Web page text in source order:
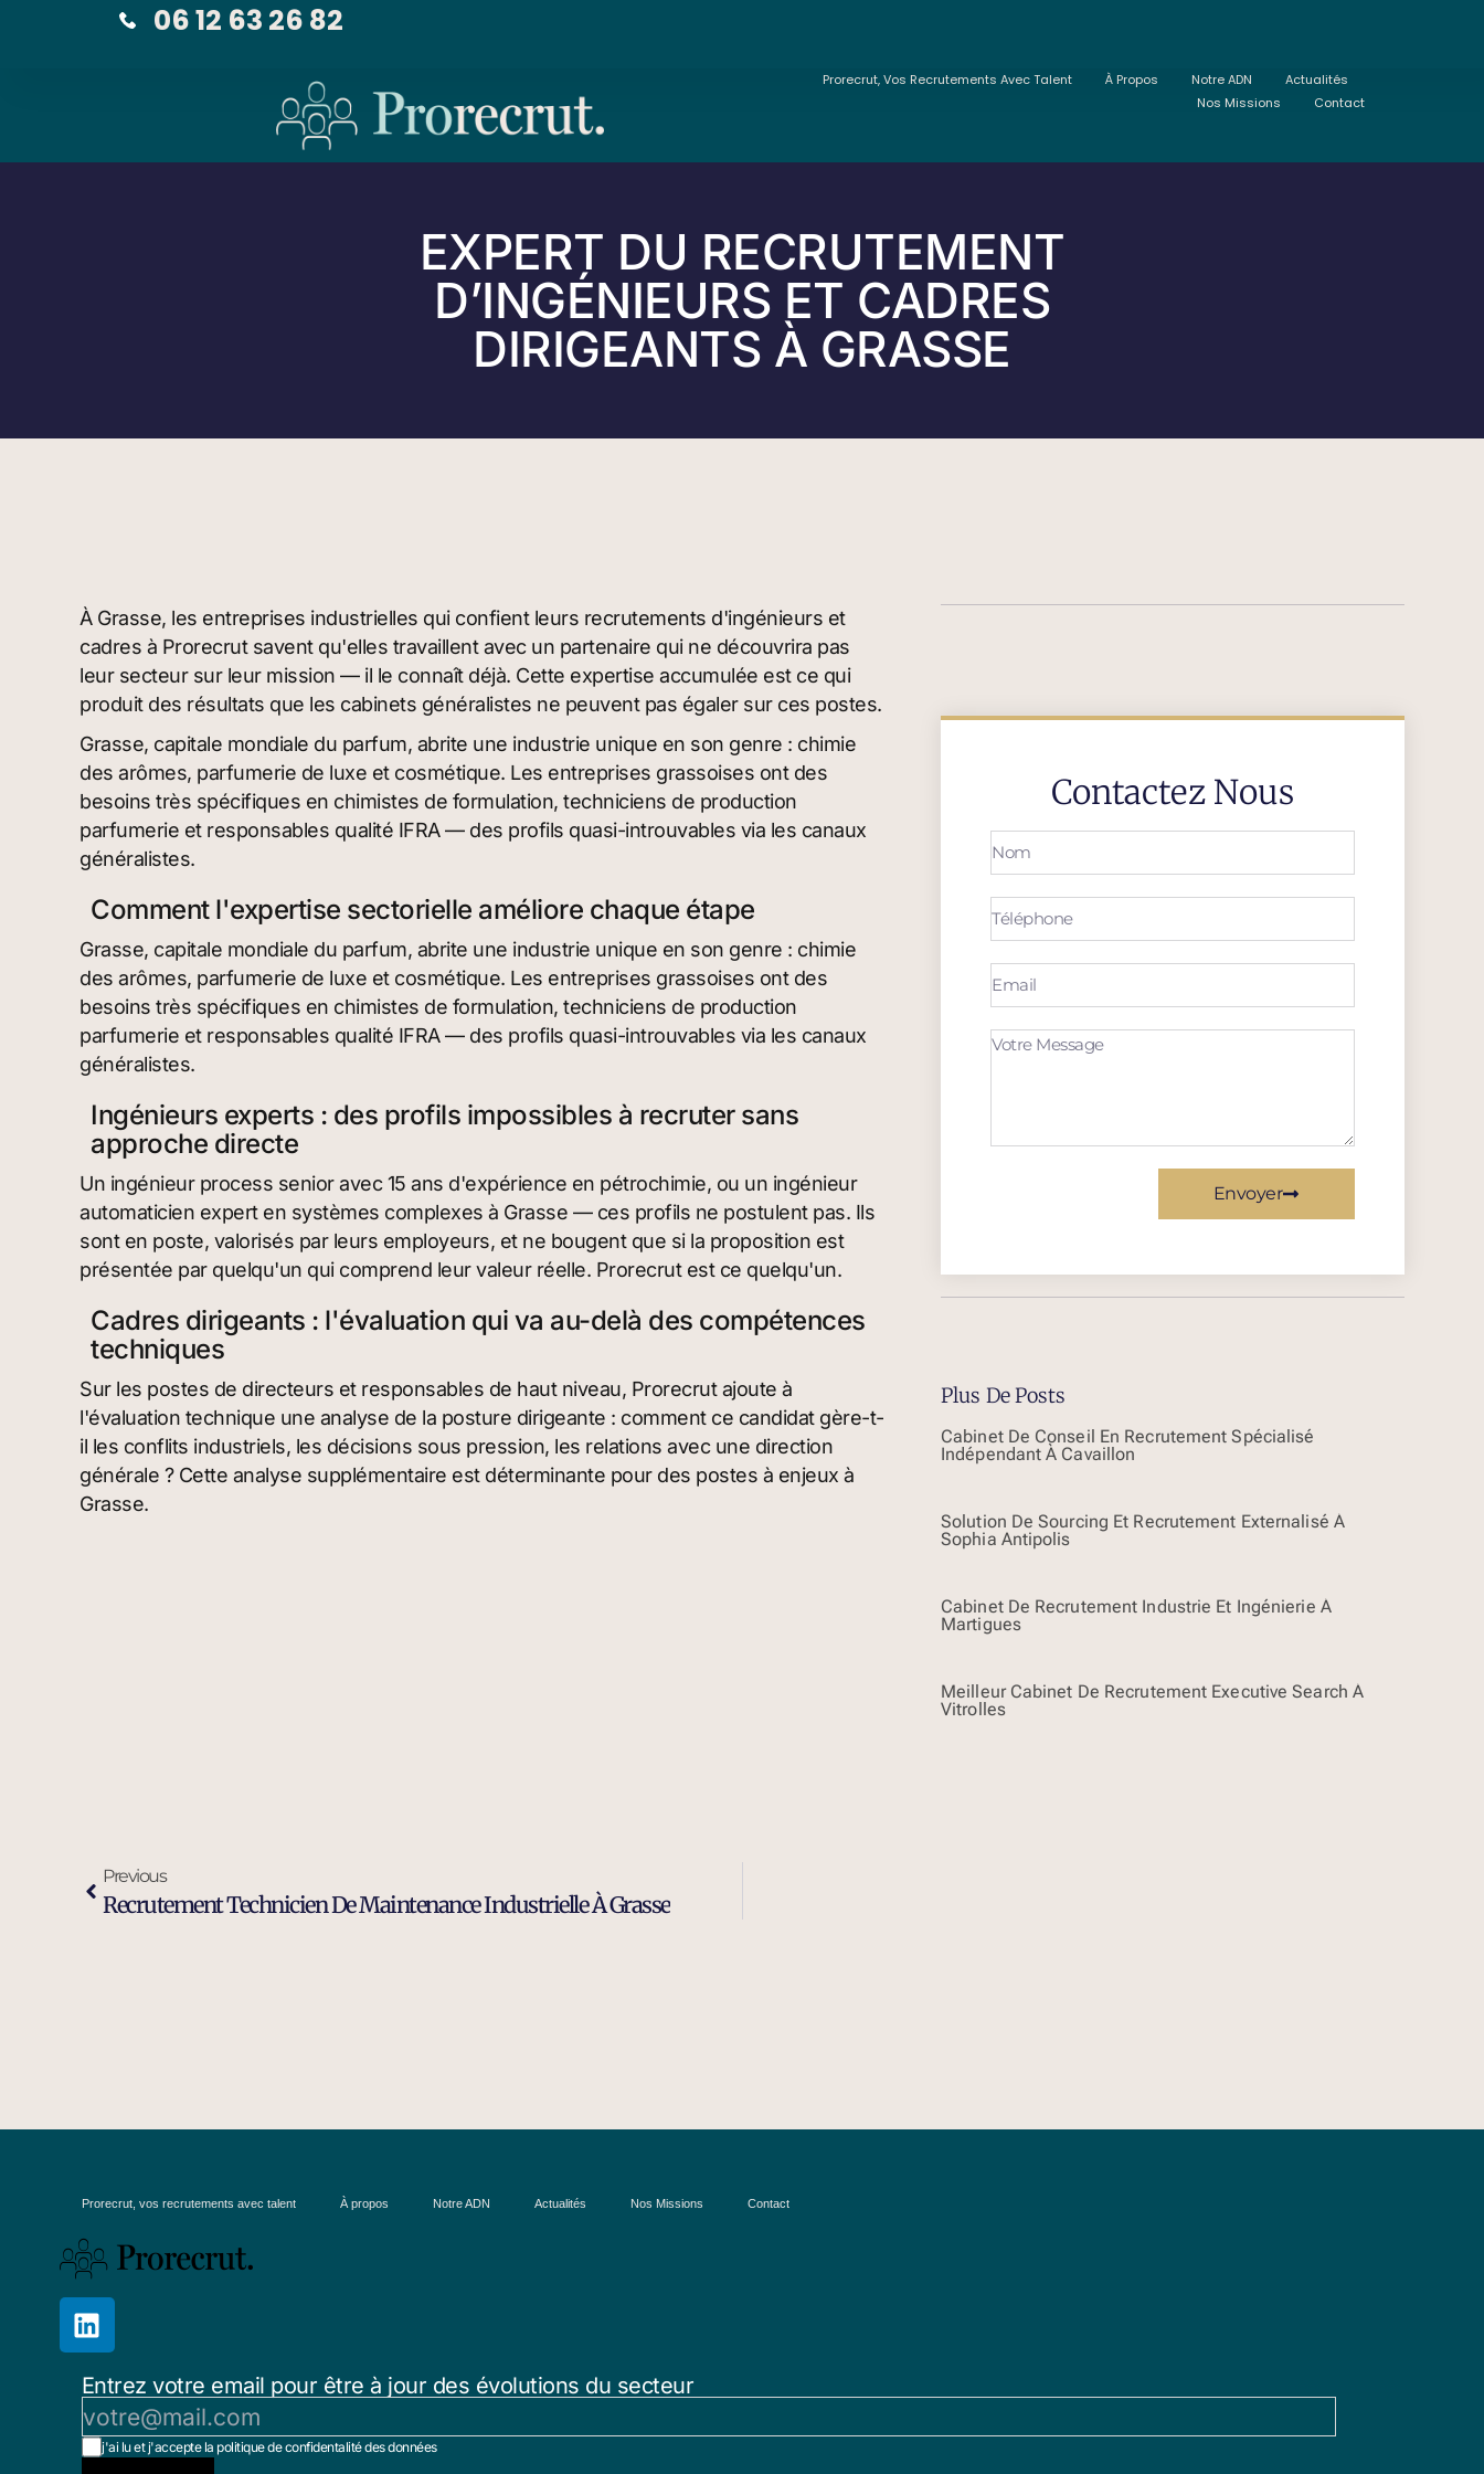
06 12 63 26 82
Prorecrut, Vos Recrutements Avec Talent À Propos Notre ADN
Actualités
Nos Missions
Contact
EXPERT DU RECRUTEMENT
D’INGÉNIEURS ET CADRES
DIRIGEANTS À GRASSE
À Grasse, les entreprises industrielles qui confient leurs recrutements d'ingénieurs et
cadres à Prorecrut savent qu'elles travaillent avec un partenaire qui ne découvrira pas
leur secteur sur leur mission — il le connaît déjà. Cette expertise accumulée est ce qui
produit des résultats que les cabinets généralistes ne peuvent pas égaler sur ces postes.
Grasse, capitale mondiale du parfum, abrite une industrie unique en son genre : chimie
des arômes, parfumerie de luxe et cosmétique. Les entreprises grassoises ont des
besoins très spécifiques en chimistes de formulation, techniciens de production
parfumerie et responsables qualité IFRA — des profils quasi-introuvables via les canaux
généralistes.
Comment l'expertise sectorielle améliore chaque étape
Grasse, capitale mondiale du parfum, abrite une industrie unique en son genre : chimie
des arômes, parfumerie de luxe et cosmétique. Les entreprises grassoises ont des
besoins très spécifiques en chimistes de formulation, techniciens de production
parfumerie et responsables qualité IFRA — des profils quasi-introuvables via les canaux
généralistes.
Ingénieurs experts : des profils impossibles à recruter sans
approche directe
Un ingénieur process senior avec 15 ans d'expérience en pétrochimie, ou un ingénieur
automaticien expert en systèmes complexes à Grasse — ces profils ne postulent pas. Ils
sont en poste, valorisés par leurs employeurs, et ne bougent que si la proposition est
présentée par quelqu'un qui comprend leur valeur réelle. Prorecrut est ce quelqu'un.
Cadres dirigeants : l'évaluation qui va au-delà des compétences
techniques
Sur les postes de directeurs et responsables de haut niveau, Prorecrut ajoute à
l'évaluation technique une analyse de la posture dirigeante : comment ce candidat gère-t-
il les conflits industriels, les décisions sous pression, les relations avec une direction
générale ? Cette analyse supplémentaire est déterminante pour des postes à enjeux à
Grasse.
Contactez Nous
Envoyer
Plus De Posts
Cabinet De Conseil En Recrutement Spécialisé
Indépendant À Cavaillon
Solution De Sourcing Et Recrutement Externalisé À
Sophia Antipolis
Cabinet De Recrutement Industrie Et Ingénierie À
Martigues
Meilleur Cabinet De Recrutement Executive Search À
Vitrolles
Previous
Recrutement Technicien De Maintenance Industrielle À Grasse
Prorecrut, vos recrutements avec talent À propos Notre ADN Actualités Nos Missions Contact
Entrez votre email pour être à jour des évolutions du secteur
j'ai lu et j'accepte la politique de confidentalité des données